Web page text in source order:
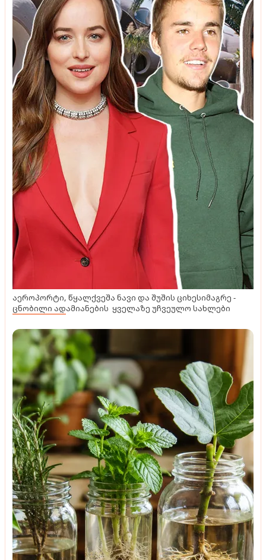
აეროპორტი, წყალქვეშა ნავი და შუშის ციხესიმაგრე -
ცნობილი ადამიანების ყველაზე უჩვეულო სახლები